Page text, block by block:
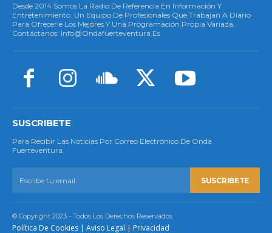
Desde 2014 Somos La Radio De Referencia En Información Y
Entretenimiento. Un Equipo De Profesionales Que Trabajan A Diario
Para Ofrecerle Los Mejores Y Una Programación Propia Variada.
Contáctanos: Info@ondafuerteventura.es
SUSCRIBETE
Para Recibir Las Noticias Por Correo Electrónico De Onda
Fuerteventura.
SUSCRIBETE
© Copyright 2023 - Todos Los Derechos Reservados.
Política De Cookies | Aviso Legal | Privacidad